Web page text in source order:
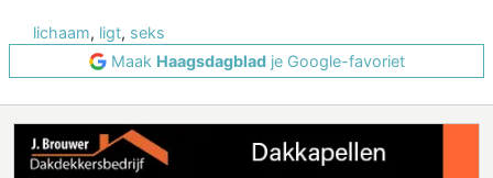
lichaam, ligt, seks
Maak Haagsdagbladje Google-favoriet